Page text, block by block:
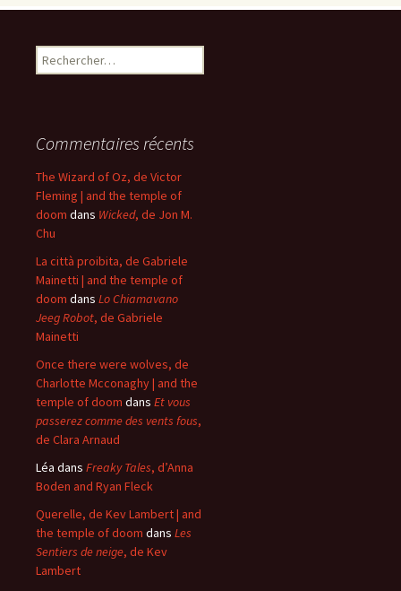
Rechercher :
Commentaires récents
The Wizard of Oz, de Victor
Fleming | and the temple of
doom dans Wicked, de Jon M.
Chu
La città proibita, de Gabriele
Mainetti | and the temple of
doom dans Lo Chiamavano
Jeeg Robot, de Gabriele
Mainetti
Once there were wolves, de
Charlotte Mcconaghy | and the
temple of doom dans Et vous
passerez comme des vents fous,
de Clara Arnaud
Léa dans Freaky Tales, d’Anna
Boden and Ryan Fleck
Querelle, de Kev Lambert | and
the temple of doom dans Les
Sentiers de neige, de Kev
Lambert